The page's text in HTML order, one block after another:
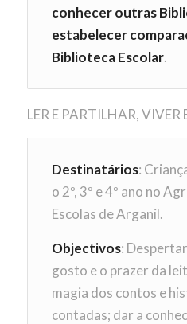
conhecer outras
estabelecer
Biblioteca Escolar.
LER E PARTILHAR, VIVER
Destinatários:
o 2º, 3º e 4º ano no
Escolas de Arganil.
Objectivos:
gosto e o prazer da
magia dos contos e
contadas; dar a